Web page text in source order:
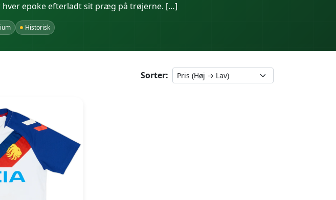
hver epoke efterladt sit præg på trøjerne. […]
Historisk
Sorter: